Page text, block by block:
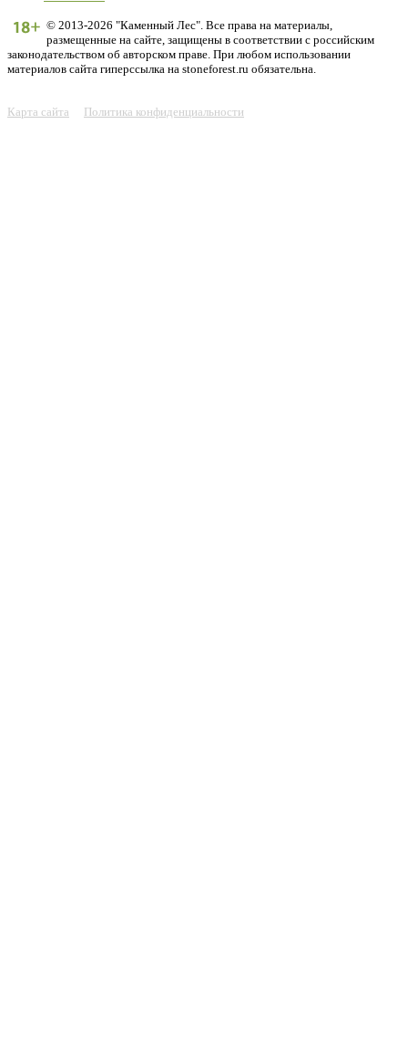
© 2013-2026 "Каменный Лес". Все права на материалы,
размещенные на сайте, защищены в соответствии с российским
законодательством об авторском праве. При любом использовании
материалов сайта гиперссылка на stoneforest.ru обязательна.
Карта сайта Политика конфиденциальности